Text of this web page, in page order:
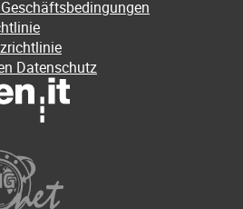
Datenschutz